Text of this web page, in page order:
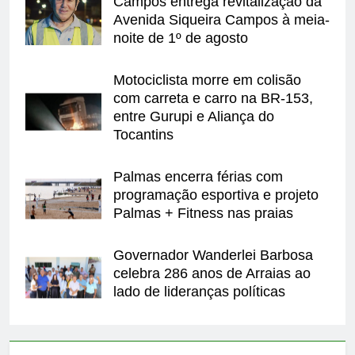
Avenida Siqueira Campos à meia-
noite de 1º de agosto
Motociclista morre em colisão
com carreta e carro na BR-153,
entre Gurupi e Aliança do
Tocantins
Palmas encerra férias com
programação esportiva e projeto
Palmas + Fitness nas praias
Governador Wanderlei Barbosa
celebra 286 anos de Arraias ao
lado de lideranças políticas